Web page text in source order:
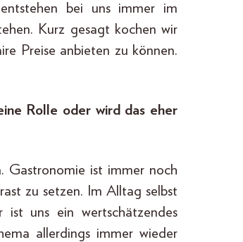
bei uns immer im
Kurz gesagt kochen wir
Preise anbieten zu können.
Rolle oder wird das eher
Gastronomie ist immer noch
zu setzen. Im Alltag selbst
uns ein wertschätzendes
allerdings immer wieder